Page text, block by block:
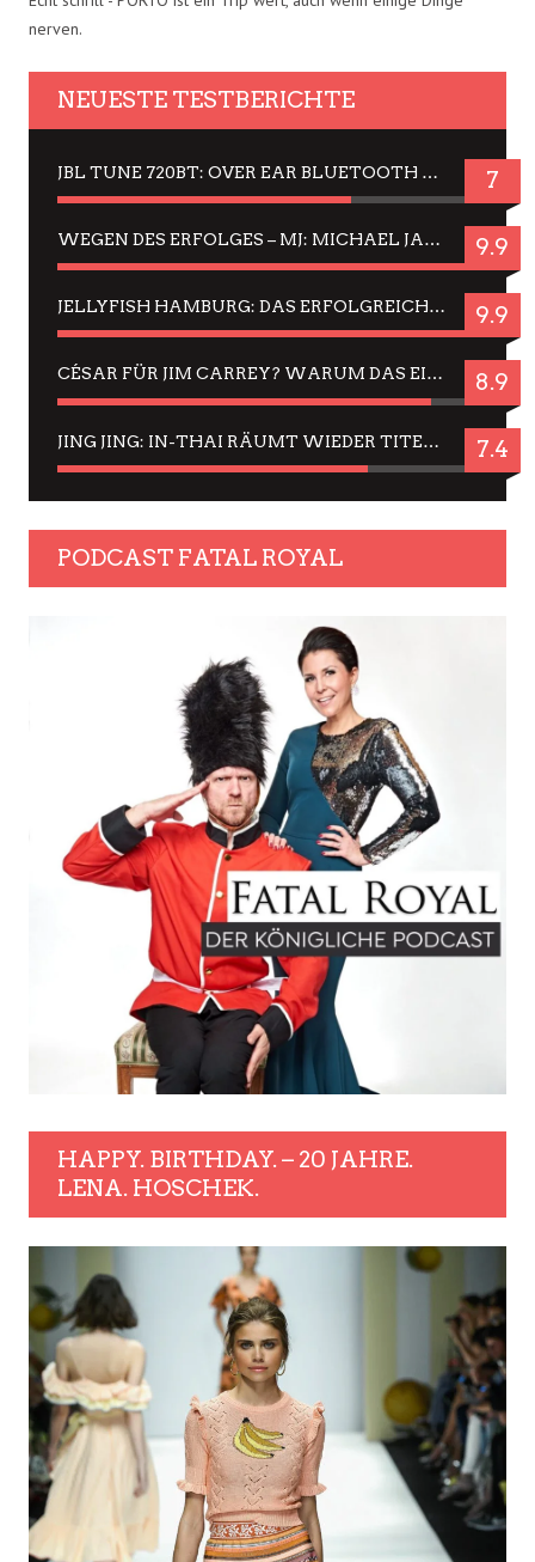
nerven.
NEUESTE TESTBERICHTE
JBL TUNE 720BT: OVER EAR BLUETOOTH KOPFHÖRER UM DIE 50,-€ IM DAUER-TEST 7
WEGEN DES ERFOLGES – MJ: MICHAEL JACKSON MUSICAL IN EINER MATINEE SEHEN 9.9
JELLYFISH HAMBURG: DAS ERFOLGREICHE SOMMER-MENÜ 2025 IN GEFÜHLEN UND BILDERN 9.9
CÉSAR FÜR JIM CARREY? WARUM DAS EINER DER NERVIGSTEN ACTORS IST UND BLEIBT 8.9
JING JING: IN-THAI RÄUMT WIEDER TITEL AB – EIN ZWEI-STUNDEN-ERLEBNISBERICHT 7.4
PODCAST FATAL ROYAL
HAPPY. BIRTHDAY. – 20 JAHRE.
LENA. HOSCHEK.